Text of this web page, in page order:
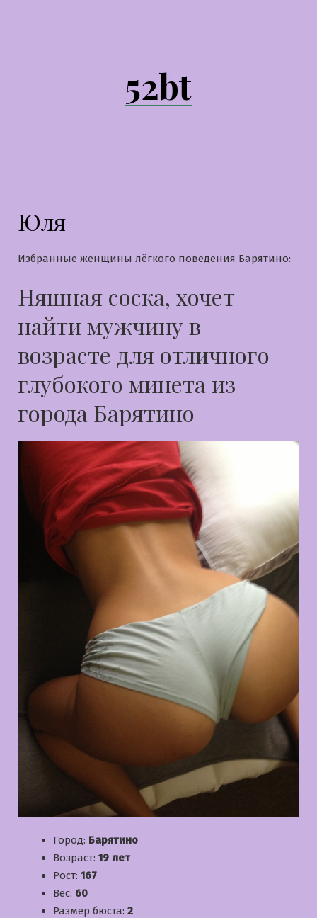
52bt
Юля
Избранные женщины лёгкого поведения Барятино:
Няшная соска, хочет
найти мужчину в
возрасте для отличного
глубокого минета из
города Барятино
Город: Барятино
Возраст: 19 лет
Рост: 167
Вес: 60
Размер бюста: 2